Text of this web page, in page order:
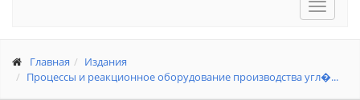
Toggle
Главная
Издания
Процессы и реакционное оборудование производства угл�...